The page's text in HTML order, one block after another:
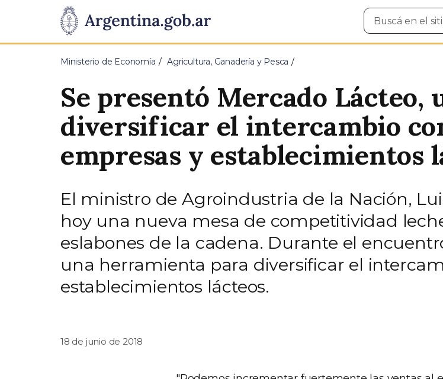
Presidencia
de
Pasar al contenido principal
Buscar
en
Ministerio de Economía Agricultura, Ganadería y Pesca
Se presentó Mercado
diversificar el intercambio
empresas y establecimientos
El ministro de Agroindustria de la Nación,
hoy una nueva mesa de competitividad
eslabones de la cadena. Durante el
una herramienta para diversificar el
establecimientos lácteos.
18 de junio de 2018